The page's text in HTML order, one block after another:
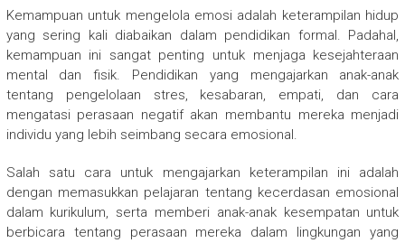
Kemampuan untuk mengelola emosi adalah keterampilan hidup
yang sering kali diabaikan dalam pendidikan formal. Padahal,
kemampuan ini sangat penting untuk menjaga kesejahteraan
mental dan fisik. Pendidikan yang mengajarkan anak-anak
tentang pengelolaan stres, kesabaran, empati, dan cara
mengatasi perasaan negatif akan membantu mereka menjadi
individu yang lebih seimbang secara emosional.
Salah satu cara untuk mengajarkan keterampilan ini adalah
dengan memasukkan pelajaran tentang kecerdasan emosional
dalam kurikulum, serta memberi anak-anak kesempatan untuk
berbicara tentang perasaan mereka dalam lingkungan yang